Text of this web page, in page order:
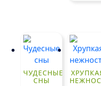
ЧУДЕСНЫЕ
СНЫ